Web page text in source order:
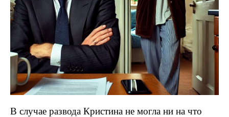
В случае развода Кристина не могла ни на что